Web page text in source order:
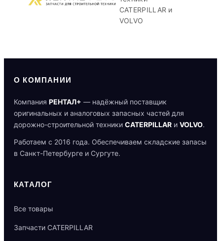
CATERPILLAR и
VOLVO
О КОМПАНИИ
Компания РЕНТАЛ+ — надёжный поставщик
оригинальных и аналоговых запасных частей для
дорожно-строительной техники CATERPILLAR и VOLVO.
Работаем с 2016 года. Обеспечиваем складские запасы
в Санкт-Петербурге и Сургуте.
КАТАЛОГ
Все товары
Запчасти CATERPILLAR